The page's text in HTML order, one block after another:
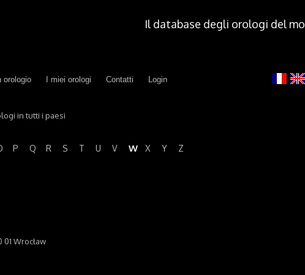
Il database degli orologi del
orologio I miei orologi Contatti Login
in tutti i paesi
P Q R S T U V W X Y Z
Wrocław